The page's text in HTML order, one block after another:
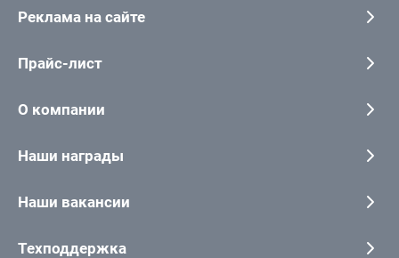
Реклама на сайте
Прайс-лист
О компании
Наши награды
Наши вакансии
Техподдержка